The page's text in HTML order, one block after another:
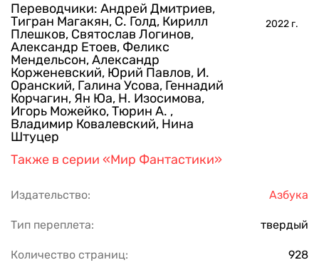
Переводчики: Андрей Дмитриев,
Тигран Магакян, С. Голд, Кирилл
Плешков, Святослав Логинов,
Александр Етоев, Феликс
Мендельсон,Александр
Корженевский, Юрий Павлов, И.
Оранский, Галина Усова, Геннадий
Корчагин, Ян Юа, Н. Изосимова,
Игорь Можейко,Тюрин А. ,
Владимир Ковалевский, Нина
Штуцер
2022 г.
Также в серии «Мир Фантастики»
Издательство: Азбука
Тип переплета: твердый
Количество страниц: 928